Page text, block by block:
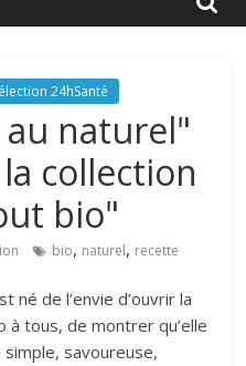
24hSanté
naturel"
collection
bio"
bio, naturel, recette
né de l’envie d’ouvrir la
à tous, de montrer qu’elle
savoureuse,